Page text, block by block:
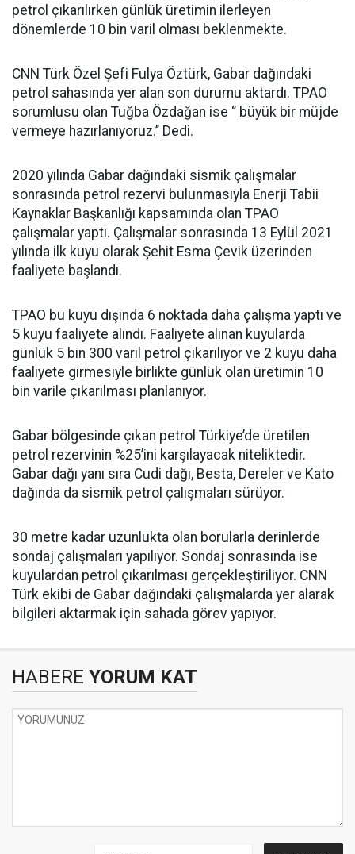
petrol çıkarılırken günlük üretimin ilerleyen
dönemlerde 10 bin varil olması beklenmekte.
CNN Türk Özel Şefi Fulya Öztürk, Gabar dağındaki
petrol sahasında yer alan son durumu aktardı. TPAO
sorumlusu olan Tuğba Özdağan ise ‘’ büyük bir müjde
vermeye hazırlanıyoruz.’’ Dedi.
2020 yılında Gabar dağındaki sismik çalışmalar
sonrasında petrol rezervi bulunmasıyla Enerji Tabii
Kaynaklar Başkanlığı kapsamında olan TPAO
çalışmalar yaptı. Çalışmalar sonrasında 13 Eylül 2021
yılında ilk kuyu olarak Şehit Esma Çevik üzerinden
faaliyete başlandı.
TPAO bu kuyu dışında 6 noktada daha çalışma yaptı ve
5 kuyu faaliyete alındı. Faaliyete alınan kuyularda
günlük 5 bin 300 varil petrol çıkarılıyor ve 2 kuyu daha
faaliyete girmesiyle birlikte günlük olan üretimin 10
bin varile çıkarılması planlanıyor.
Gabar bölgesinde çıkan petrol Türkiye’de üretilen
petrol rezervinin %25’ini karşılayacak niteliktedir.
Gabar dağı yanı sıra Cudi dağı, Besta, Dereler ve Kato
dağında da sismik petrol çalışmaları sürüyor.
30 metre kadar uzunlukta olan borularla derinlerde
sondaj çalışmaları yapılıyor. Sondaj sonrasında ise
kuyulardan petrol çıkarılması gerçekleştiriliyor. CNN
Türk ekibi de Gabar dağındaki çalışmalarda yer alarak
bilgileri aktarmak için sahada görev yapıyor.
HABERE YORUM KAT